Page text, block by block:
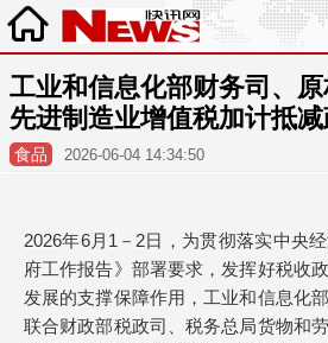
工业和信息化部财务司、
先进制造业增值税加计抵
食品 2026-06-04 14:34:50
2026年6月1－2日，为贯彻落实中央
府工作报告》部署要求，发挥好税收
发展的支撑保障作用，工业和信息化
联合财政部税政司、税务总局货物和